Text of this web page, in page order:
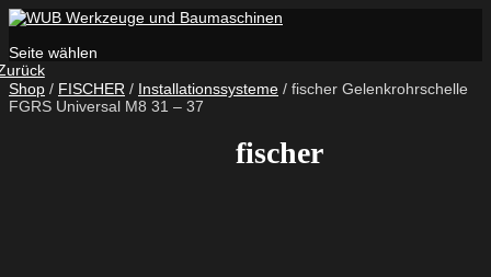
Seite wählen
Shop / FISCHER / Installationssysteme / fischer Gelenkrohrschelle
FGRS Universal M8 31 – 37
fischer